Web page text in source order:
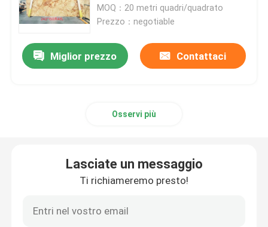
Pietra lucidata del granito
mattonelle di pietra di marmo
MOQ：20 metri quadri/quadrato
Prezzo：negotiable
Miglior prezzo Contattaci
Osservi più
Lasciate un messaggio
Ti richiameremo presto!